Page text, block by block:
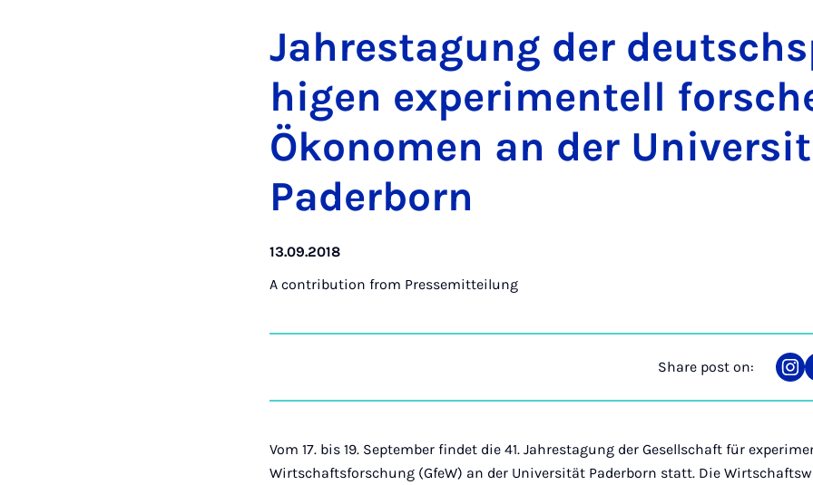
Jahresta­gung der
hi­gen ex­per­i­mentell
Ökono­men an der
Pader­born
13.09.2018
A contribution from Pressemitteilung
Share post on:
on
Vom 17. bis 19. September findet die 41. Jahrestagung der Gesellschaft für
Wirtschaftsforschung (GfeW) an der Universität Paderborn statt. Die